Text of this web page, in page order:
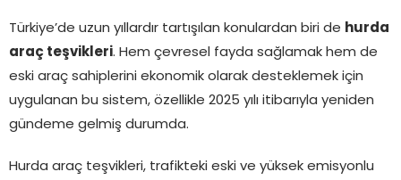
Türkiye’de uzun yıllardır tartışılan konulardan biri de hurda
araç teşvikleri . Hem çevresel fayda sağlamak hem de
eski araç sahiplerini ekonomik olarak desteklemek için
uygulanan bu sistem, özellikle 2025 yılı itibarıyla yeniden
gündeme gelmiş durumda.
Hurda araç teşvikleri, trafikteki eski ve yüksek emisyonlu